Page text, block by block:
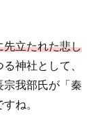
先立たれた悲し
神社として、
宗我部氏が「秦
ね。